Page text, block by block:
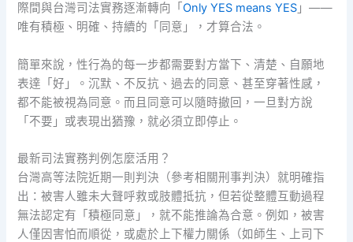
際間與台灣司法實務逐漸轉向「Only YES means YES 」——
唯有積極、明確、持續的「同意」，才算合法。
簡單來說，性行為的每一步都需要對方當下、清楚、自願地
表達「好」。沉默、不反抗、過去的同意、甚至穿著性感，
都不能被視為同意。而且同意可以隨時撤回，一旦對方說
「不要」或表現出猶豫，就必須立即停止。
最新司法實務判例怎麼活用？
台灣高等法院近期一則判決（參考相關刑事判決）就明確指
出：被害人雖未大聲呼救或肢體抵抗，但若從整體互動過程
無法認定有「積極同意」，就不能推論為合意。例如，被害
人僅因害怕而順從，或處於上下權力關係（如師生、上司下